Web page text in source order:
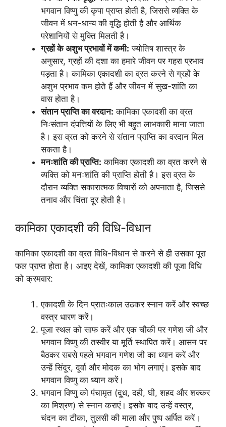
भगवान विष्णु की कृपा प्राप्त होती है, जिससे व्यक्ति के
जीवन में धन-धान्य की वृद्धि होती है और आर्थिक
परेशानियों से मुक्ति मिलती है।
ग्रहों के अशुभ प्रभावों में कमी: ज्योतिष शास्त्र के
अनुसार, ग्रहों की दशा का हमारे जीवन पर गहरा प्रभाव
पड़ता है। कामिका एकादशी का व्रत करने से ग्रहों के
अशुभ प्रभाव कम होते हैं और जीवन में सुख-शांति का
वास होता है।
संतान प्राप्ति का वरदान: कामिका एकादशी का व्रत
निःसंतान दंपत्तियों के लिए भी बहुत लाभकारी माना जाता
है। इस व्रत को करने से संतान प्राप्ति का वरदान मिल
सकता है।
मनःशांति की प्राप्ति: कामिका एकादशी का व्रत करने से
व्यक्ति को मनःशांति की प्राप्ति होती है। इस व्रत के
दौरान व्यक्ति सकारात्मक विचारों को अपनाता है, जिससे
तनाव और चिंता दूर होती है।
कामिका एकादशी की विधि-विधान
कामिका एकादशी का व्रत विधि-विधान से करने से ही उसका पूरा
फल प्राप्त होता है। आइए देखें, कामिका एकादशी की पूजा विधि
को क्रमवार:
एकादशी के दिन प्रातःकाल उठकर स्नान करें और स्वच्छ
वस्त्र धारण करें।
पूजा स्थल को साफ करें और एक चौकी पर गणेश जी और
भगवान विष्णु की तस्वीर या मूर्ति स्थापित करें। आसन पर
बैठकर सबसे पहले भगवान गणेश जी का ध्यान करें और
उन्हें सिंदूर, दूर्वा और मोदक का भोग लगाएं। इसके बाद
भगवान विष्णु का ध्यान करें।
भगवान विष्णु को पंचामृत (दूध, दही, घी, शहद और शक्कर
का मिश्रण) से स्नान कराएं। इसके बाद उन्हें वस्त्र,
चंदन का टीका, तुलसी की माला और पुष्प अर्पित करें।